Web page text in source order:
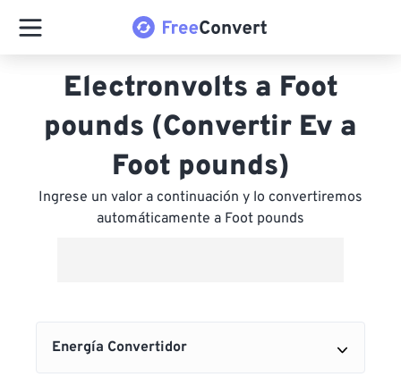
Electronvolts a Foot
pounds (Convertir Ev a
Foot pounds)
Ingrese un valor a continuación y lo convertiremos
automáticamente a Foot pounds